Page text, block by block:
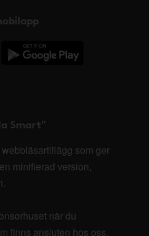
Smart"
som ger
minifierad version,
när du
finns ansluten hos oss.